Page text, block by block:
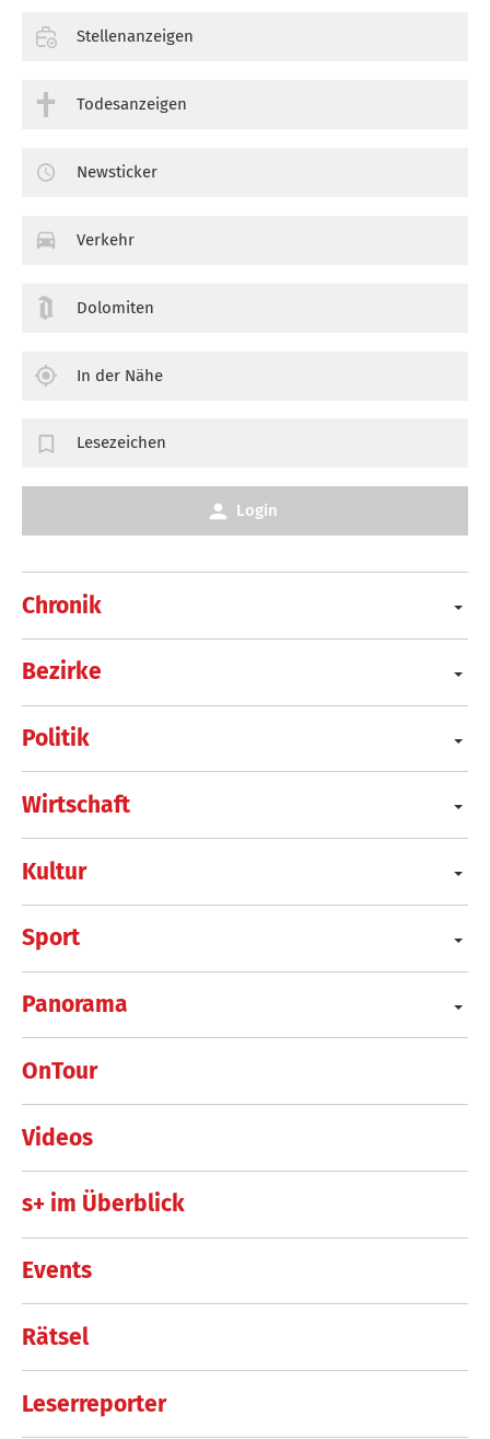
Chronik
Bezirke
Politik
Wirtschaft
Kultur
Sport
Panorama
OnTour
Videos
s+ im Überblick
Events
Rätsel
Leserreporter
Stellenanzeigen
Todesanzeigen
Newsticker
Verkehr
Dolomiten
In der Nähe
Lesezeichen
Login